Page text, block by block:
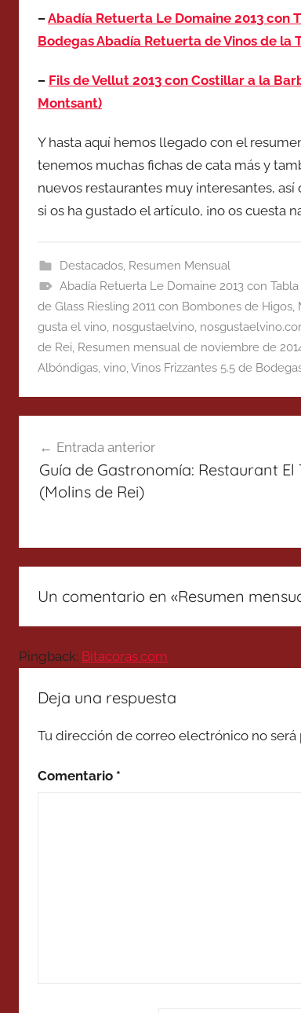
–Abadía Retuerta Le Domaine 2013 con
Bodegas Abadía Retuerta de Vinos de la
– Fils de Vellut 2013 con Costillar a la
Montsant)
Y hasta aquí hemos llegado con el
tenemos muchas fichas de cata más y
nuevos restaurantes muy interesantes,
si os ha gustado el artículo, ¡no os cuesta
Destacados, Resumen Mensual
Abadía Retuerta Le Domaine 2013 con
de Glass Riesling 2011 con Bombones de Higos,
gusta el vino, nosgustaelvino,
de Rei, Resumen mensual de noviembre de
Albóndigas, vino,Vinos Frizzantes 5.5 de
de
entradas
Entrada anterior
Guía de Gastronomía: Restaurant El
(Molins de Rei)
Un comentario en «Resumen
Pingback: Bitacoras.com
Deja una respuesta
Tu dirección de correo electrónico no será
Comentario *